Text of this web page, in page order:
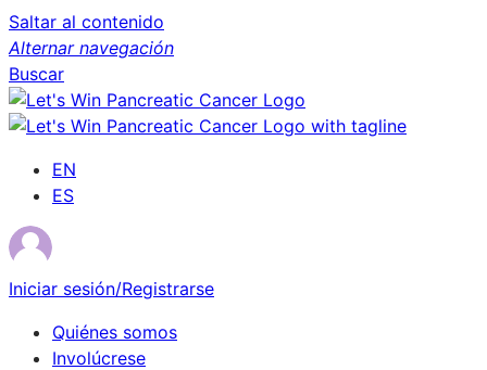
Saltar al contenido
Alternar navegación
Buscar
EN
ES
Iniciar sesión/Registrarse
Quiénes somos
Involúcrese